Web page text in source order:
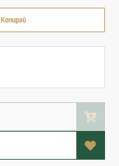
Копирай